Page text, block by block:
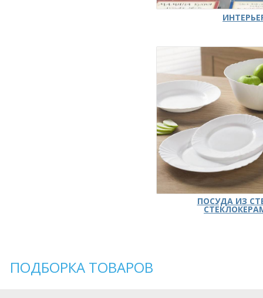
ПОСУДА ИЗ
ПОДБОРКА ТОВАРОВ